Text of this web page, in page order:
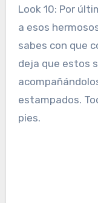
Look 10: Por
a esos
sabes con que
deja que estos
estampados.
pies.